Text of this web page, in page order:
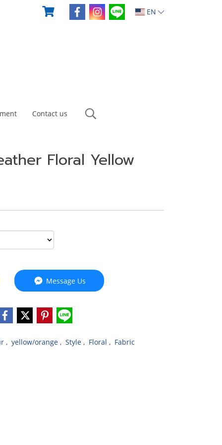
EN
Contact us
Floral Yellow
Message Us
, yellow/orange , Style , Floral , Fabric